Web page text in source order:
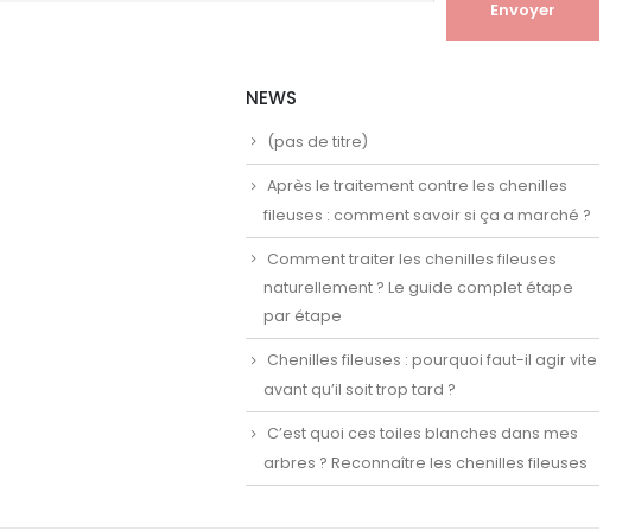
NEWS
(pas de titre)
Après le traitement contre les chenilles
fileuses : comment savoir si ça a marché ?
Comment traiter les chenilles fileuses
naturellement ? Le guide complet étape
par étape
Chenilles fileuses : pourquoi faut-il agir vite
avant qu’il soit trop tard ?
C’est quoi ces toiles blanches dans mes
arbres ? Reconnaître les chenilles fileuses